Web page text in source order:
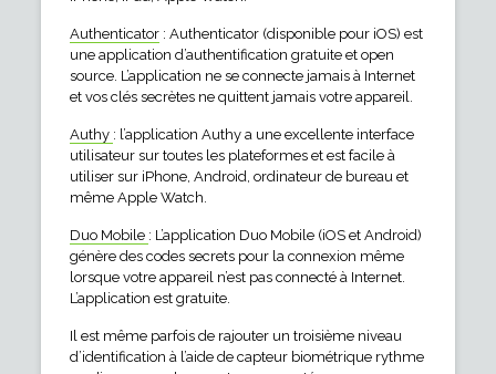
Authenticator: Authenticator (disponible pour iOS) est
une application d’authentification gratuite et open
source. L’application ne se connecte jamais à Internet
et vos clés secrètes ne quittent jamais votre appareil.
Authy : l’application Authy a une excellente interface
utilisateur sur toutes les plateformes et est facile à
utiliser sur iPhone, Android, ordinateur de bureau et
même Apple Watch.
Duo Mobile : L’application Duo Mobile (iOS et Android)
génère des codes secrets pour la connexion même
lorsque votre appareil n’est pas connecté à Internet.
L’application est gratuite.
Il est même parfois de rajouter un troisième niveau
d’identification à l’aide de capteur biométrique rythme